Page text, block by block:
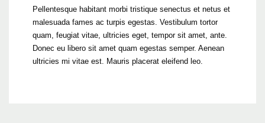
Pellentesque habitant morbi tristique senectus et netus et
malesuada fames ac turpis egestas. Vestibulum tortor
quam, feugiat vitae, ultricies eget, tempor sit amet, ante.
Donec eu libero sit amet quam egestas semper. Aenean
ultricies mi vitae est. Mauris placerat eleifend leo.